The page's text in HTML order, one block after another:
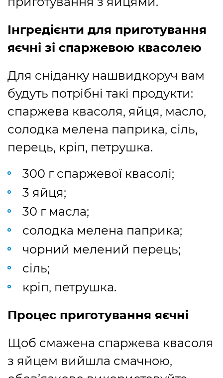
Інгредієнти для приготування
яєчні зі спаржевою квасолею
Для сніданку нашвидкоруч вам
будуть потрібні такі продукти:
спаржева квасоля, яйця, масло,
солодка мелена паприка, сіль,
перець, кріп, петрушка.
300 г спаржевої квасолі;
3 яйця;
30 г масла;
солодка мелена паприка;
чорний мелений перець;
сіль;
кріп, петрушка.
Процес приготування яєчні
Щоб смажена спаржева квасоля
з яйцем вийшла смачною,